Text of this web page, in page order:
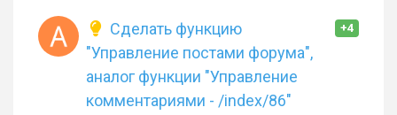
+4
Сделать функцию
"Управление постами форума",
аналог функции "Управление
комментариями - /index/86"